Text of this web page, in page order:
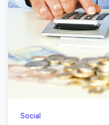
Social